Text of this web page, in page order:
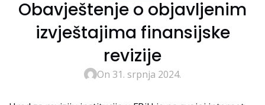
Obavještenje o objavljenim
izvještajima finansijske
revizije
On 31. srpnja 2024.